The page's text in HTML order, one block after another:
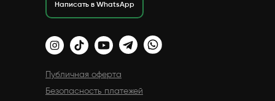
Публичная оферта
Безопасность платежей
Написать в WhatsApp